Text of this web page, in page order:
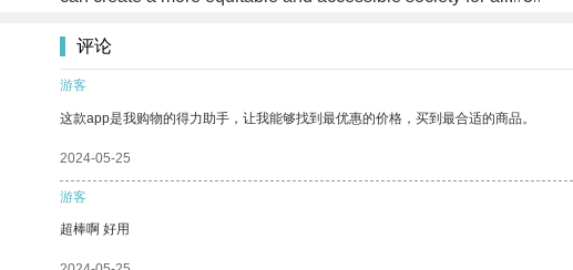
评论
游客
这款app是我购物的得力助手，让我能够找到最优惠的价格，买到最合适的商品。
2024-05-25
游客
超棒啊 好用